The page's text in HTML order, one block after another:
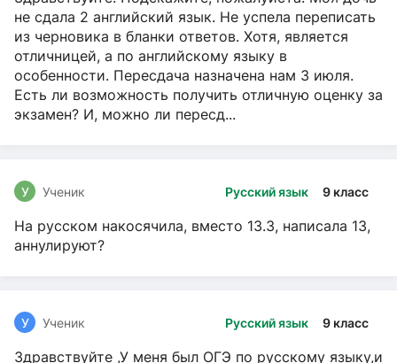
не сдала 2 английский язык. Не успела переписать
из черновика в бланки ответов. Хотя, является
отличницей, а по английскому языку в
особенности. Пересдача назначена нам 3 июля.
Есть ли возможность получить отличную оценку за
экзамен? И, можно ли пересд...
Русский язык 9 класс
У Ученик
На русском накосячила, вместо 13.3, написала 13,
аннулируют?
Русский язык 9 класс
У Ученик
Здравствуйте ,У меня был ОГЭ по русскому языку,и